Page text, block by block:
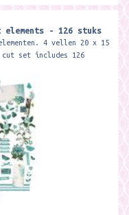
elements - 126 stuks
4 vellen 20 x 15
set includes 126